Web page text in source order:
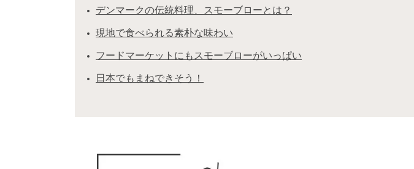
デンマークの伝統料理、スモーブローとは？
現地で食べられる素朴な味わい
フードマーケットにもスモーブローがいっぱい
日本でもまねできそう！